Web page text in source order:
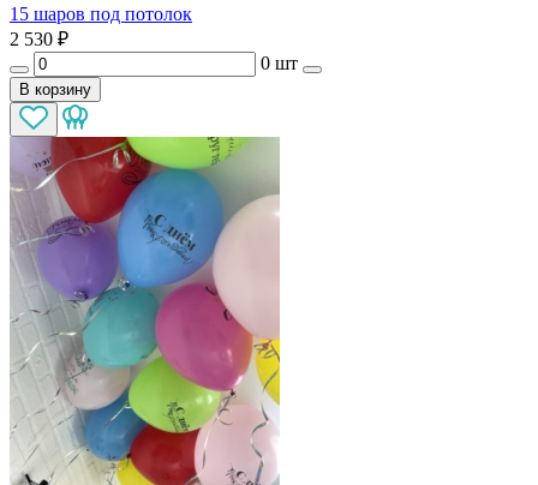
15 шаров под потолок
2 530 ₽
0 шт
В корзину